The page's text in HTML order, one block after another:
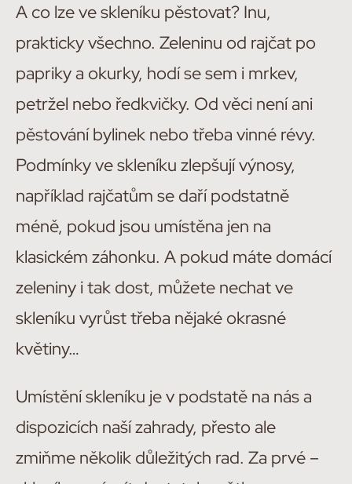
A co lze ve skleníku pěstovat? Inu,
prakticky všechno. Zeleninu od rajčat po
papriky a okurky, hodí se sem i mrkev,
petržel nebo ředkvičky. Od věci není ani
pěstování bylinek nebo třeba vinné révy.
Podmínky ve skleníku zlepšují výnosy,
například rajčatům se daří podstatně
méně, pokud jsou umístěna jen na
klasickém záhonku. A pokud máte domácí
zeleniny i tak dost, můžete nechat ve
skleníku vyrůst třeba nějaké okrasné
květiny…
Umístění skleníku je v podstatě na nás a
dispozicích naší zahrady, přesto ale
zmiňme několik důležitých rad. Za prvé –